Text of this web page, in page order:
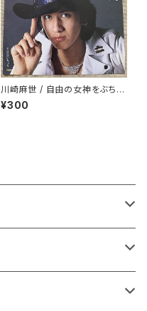
川崎麻世 / 自由の女神をぶちこ
わせ
¥300